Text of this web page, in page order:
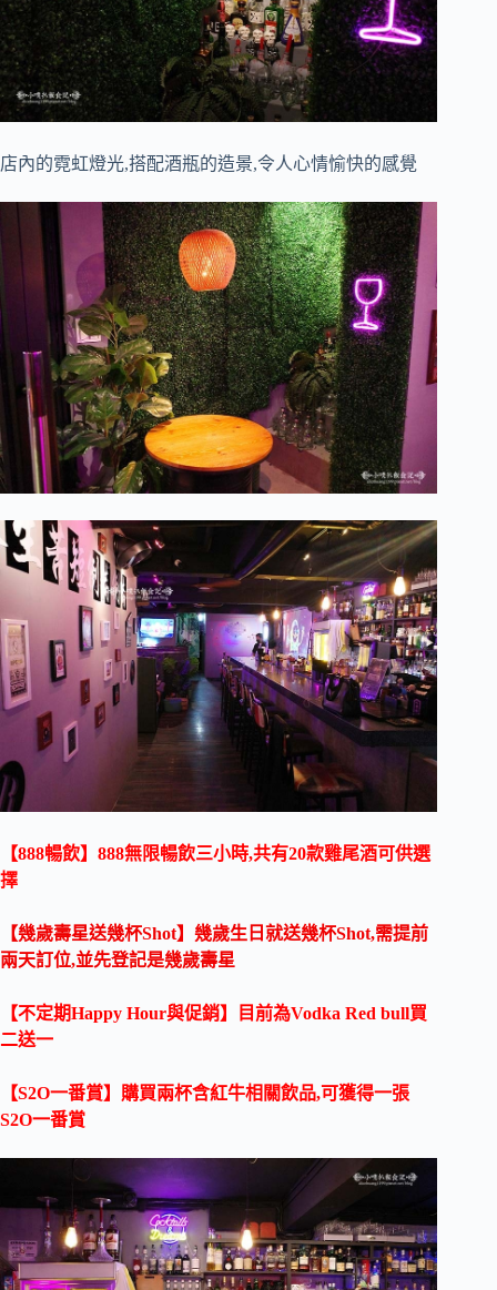
店內的霓虹燈光,搭配酒瓶的造景,令人心情愉快的感覺
【888暢飲】888無限暢飲三小時,共有20款雞尾酒可供選
擇
【幾歲壽星送幾杯Shot】幾歲生日就送幾杯Shot,需提前
兩天訂位,並先登記是幾歲壽星
【不定期Happy Hour與促銷】目前為Vodka Red bull買
二送一
【S2O一番賞】購買兩杯含紅牛相關飲品,可獲得一張
S2O一番賞